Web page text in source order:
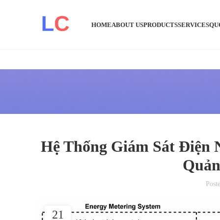
HOMEABOUT USPRODUCTSSERVICES
Hệ Thống Giám Sát Điện
21